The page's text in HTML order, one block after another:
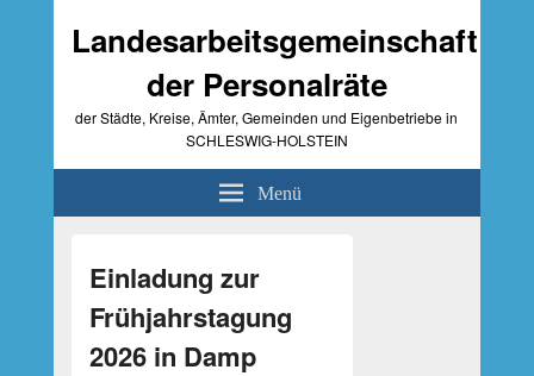
Landesarbeitsgemeinschaft
der Personalräte
der Städte, Kreise, Ämter, Gemeinden und Eigenbetriebe in
SCHLESWIG-HOLSTEIN
Menü
Einladung zur
Frühjahrstagung
2026 in Damp
Seitenleisten-
Widgetbereich